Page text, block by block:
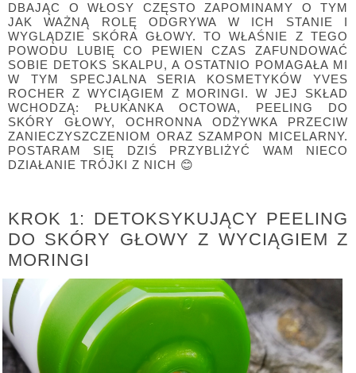
DBAJĄC O WŁOSY CZĘSTO ZAPOMINAMY O TYM
JAK WAŻNĄ ROLĘ ODGRYWA W ICH STANIE I
WYGLĄDZIE SKÓRA GŁOWY. TO WŁAŚNIE Z TEGO
POWODU LUBIĘ CO PEWIEN CZAS ZAFUNDOWAĆ
SOBIE DETOKS SKALPU, A OSTATNIO POMAGAŁA MI
W TYM SPECJALNA SERIA KOSMETYKÓW YVES
ROCHER Z WYCIĄGIEM Z MORINGI. W JEJ SKŁAD
WCHODZĄ: PŁUKANKA OCTOWA, PEELING DO
SKÓRY GŁOWY, OCHRONNA ODŻYWKA PRZECIW
ZANIECZYSZCZENIOM ORAZ SZAMPON MICELARNY.
POSTARAM SIĘ DZIŚ PRZYBLIŻYĆ WAM NIECO
DZIAŁANIE TRÓJKI Z NICH 😊
KROK 1: DETOKSYKUJĄCY PEELING
DO SKÓRY GŁOWY Z WYCIĄGIEM Z
MORINGI